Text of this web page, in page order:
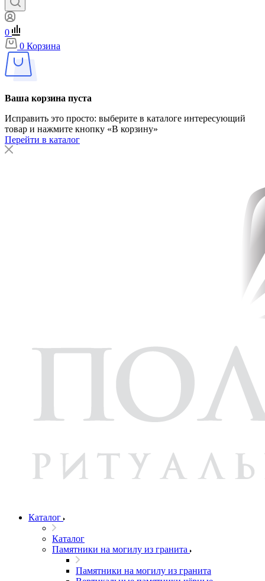
0
0 Корзина
Ваша корзина пуста
Исправить это просто: выберите в каталоге интересующий
товар и нажмите кнопку «В корзину»
Перейти в каталог
Каталог
Каталог
Памятники на могилу из гранита
Памятники на могилу из гранита